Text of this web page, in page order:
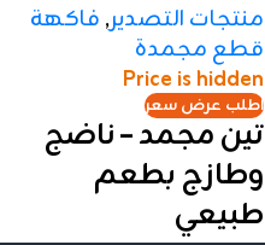
منتجات التصدير, فاكهة
قطع مجمدة
Price is hidden
اطلب عرض سعر
تين مجمد – ناضج
وطازج بطعم
طبيعي